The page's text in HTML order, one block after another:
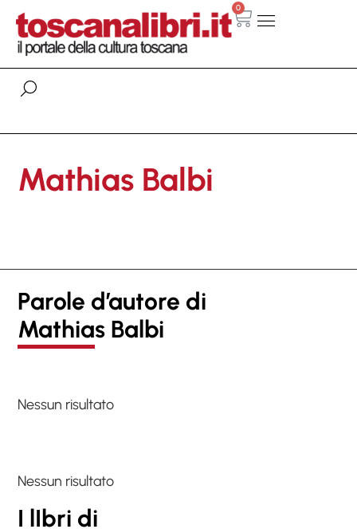
0
Mathias Balbi
Parole d’autore di
Mathias Balbi
Nessun risultato
Nessun risultato
I lIbri di